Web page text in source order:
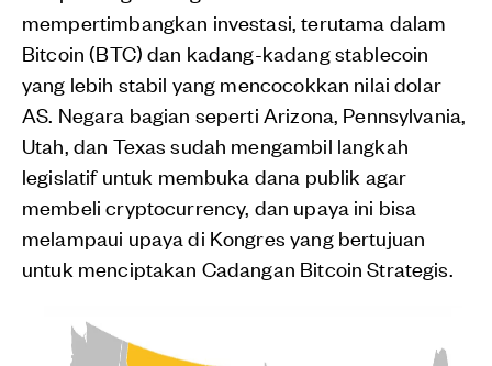
mempertimbangkan investasi, terutama dalam
Bitcoin (BTC) dan kadang-kadang stablecoin
yang lebih stabil yang mencocokkan nilai dolar
AS. Negara bagian seperti Arizona, Pennsylvania,
Utah, dan Texas sudah mengambil langkah
legislatif untuk membuka dana publik agar
membeli cryptocurrency, dan upaya ini bisa
melampaui upaya di Kongres yang bertujuan
untuk menciptakan Cadangan Bitcoin Strategis.